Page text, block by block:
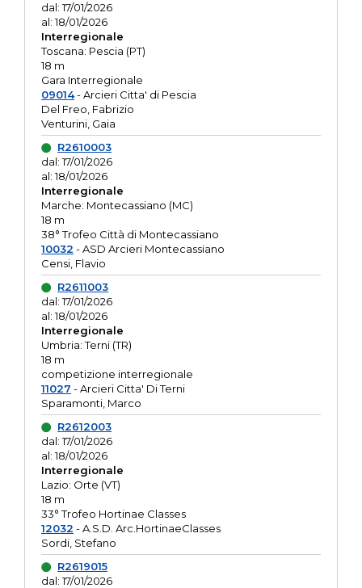
dal: 17/01/2026
al: 18/01/2026
Interregionale
Toscana: Pescia (PT)
18 m
Gara Interregionale
09014- Arcieri Citta' di Pescia
Del Freo, Fabrizio
Venturini, Gaia
R2610003
dal: 17/01/2026
al: 18/01/2026
Interregionale
Marche: Montecassiano (MC)
18 m
38° Trofeo Città di Montecassiano
10032 - ASD Arcieri Montecassiano
Censi, Flavio
R2611003
dal: 17/01/2026
al: 18/01/2026
Interregionale
Umbria: Terni (TR)
18 m
competizione interregionale
11027 - Arcieri Citta' Di Terni
Sparamonti, Marco
R2612003
dal: 17/01/2026
al: 18/01/2026
Interregionale
Lazio: Orte (VT)
18 m
33° Trofeo Hortinae Classes
12032 - A.S.D. Arc.HortinaeClasses
Sordi, Stefano
R2619015
dal: 17/01/2026